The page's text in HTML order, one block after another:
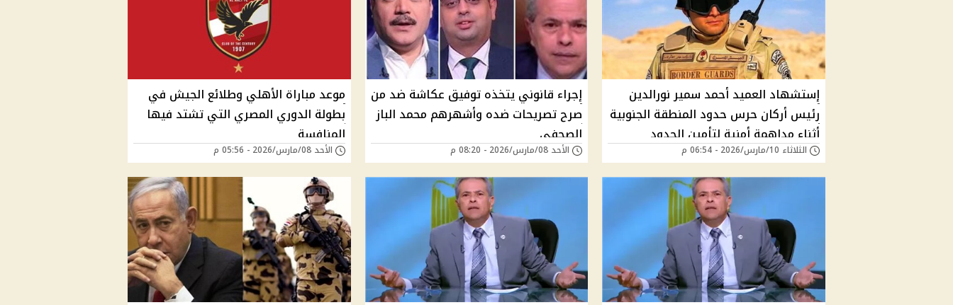
إستشهاد العميد أحمد سمير نورالدين
رئيس أركان حرس حدود المنطقة الجنوبية
أثناء مداهمة أمنية لتأمين الحدود
الثلاثاء 10/مارس/2026 - 06:54 م
إجراء قانوني يتخذه توفيق عكاشة ضد من
صرح تصريحات ضده وأشهرهم محمد الباز
الصحفي
الأحد 08/مارس/2026 - 08:20 م
موعد مباراة الأهلي وطلائع الجيش في
بطولة الدوري المصري التي تشتد فيها
المنافسة
الأحد 08/مارس/2026 - 05:56 م